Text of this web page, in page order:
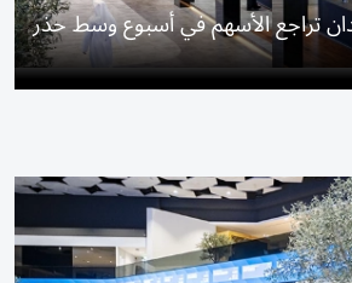
تراجع الأسهم في أسبوع وسط حذر